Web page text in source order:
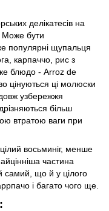
делікатесів на
Може бути
популярні щупальця
карпаччо, рис з
блюдо - Arroz de
цінуються ці молюски
узбережжя
більш
втратою ваги при
восьминіг, менше
частина
самий, що й у цілого
і багато чого ще.